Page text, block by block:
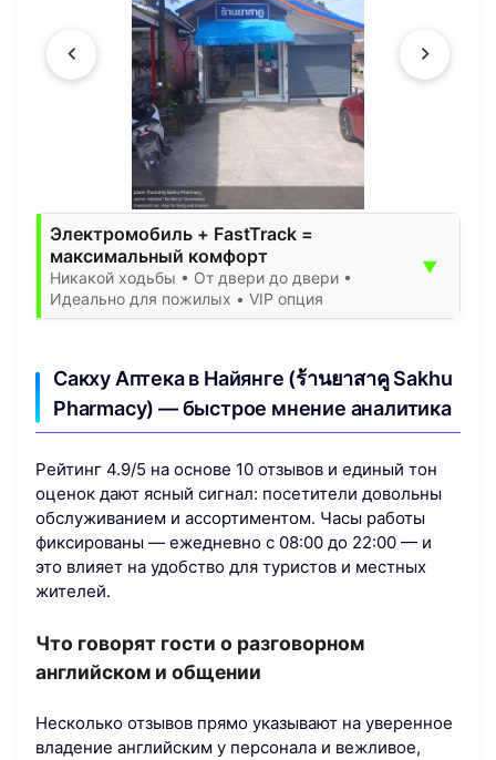
Электромобиль + FastTrack =
максимальный комфорт
Никакой ходьбы • От двери до двери •
Идеально для пожилых • VIP опция
▼
Сакху Аптека в Найянге (ร้านยาสาคู Sakhu
Pharmacy) — быстрое мнение аналитика
Рейтинг 4.9/5 на основе 10 отзывов и единый тон
оценок дают ясный сигнал: посетители довольны
обслуживанием и ассортиментом. Часы работы
фиксированы — ежедневно с 08:00 до 22:00 — и
это влияет на удобство для туристов и местных
жителей.
Что говорят гости о разговорном
английском и общении
Несколько отзывов прямо указывают на уверенное
владение английским у персонала и вежливое,